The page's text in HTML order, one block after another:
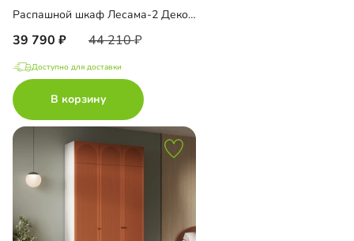
Распашной шкаф Лесама-2 Декор 1 с антресолью
39 790 44 210
Доступно для доставки
В корзину